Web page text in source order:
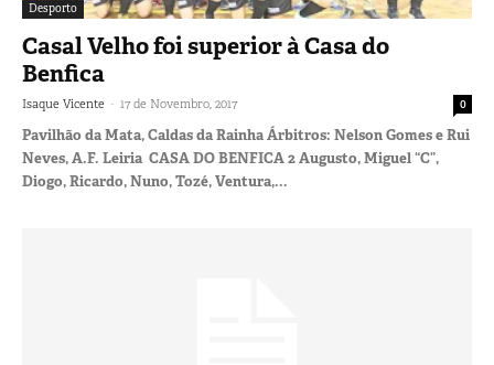
Desporto
Casal Velho foi superior à Casa do
Benfica
Isaque Vicente - 17 de Novembro, 2017 0
Pavilhão da Mata, Caldas da Rainha Árbitros: Nelson Gomes e Rui
Neves, A.F. Leiria CASA DO BENFICA 2 Augusto, Miguel “C”,
Diogo, Ricardo, Nuno, Tozé, Ventura,...